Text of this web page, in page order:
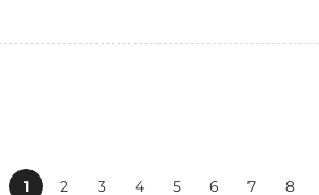
1 2 3 4 5 6 7 8